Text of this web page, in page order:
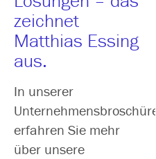
zeichnet
Matthias Essing
aus.
In unse­rer
Unternehmensbroschüre
erfah­ren Sie mehr
über unse­re